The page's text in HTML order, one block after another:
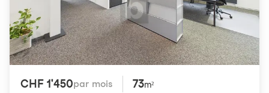
CHF 1'450par mois 73m²